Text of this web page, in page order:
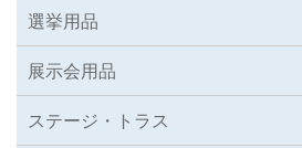
選挙用品
展示会用品
ステージ・トラス